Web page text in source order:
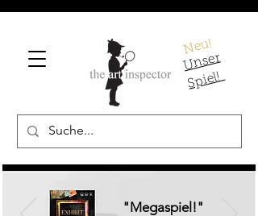
Neu!
U
ns
er
S
pi
el!
"Megaspiel!"